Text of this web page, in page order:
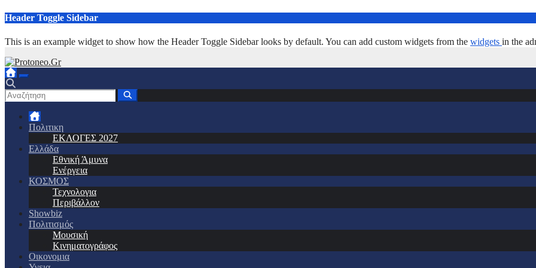
Μετάβαση
περιεχόμενο
Header Toggle Sidebar
This is an example widget to show how the Header Toggle Sidebar looks by default. You can add custom widgets from the widgets in the
Πολιτικη
ΕΚΛΟΓΕΣ 2027
Ελλάδα
Εθνική Άμυνα
Ενέργεια
ΚΟΣΜΟΣ
Τεχνολογια
Περιβάλλον
Showbiz
Πολιτισμός
Μουσική
Κινηματογράφος
Οικονομια